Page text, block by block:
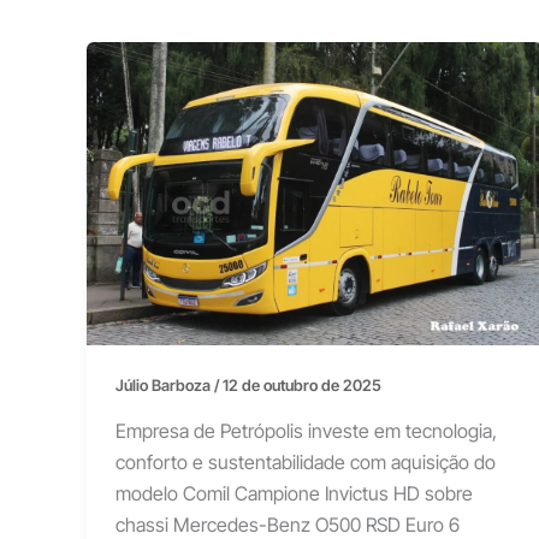
Júlio Barboza/12 de outubro de 2025
Empresa de Petrópolis investe em tecnologia,
conforto e sustentabilidade com aquisição do
modelo Comil Campione Invictus HD sobre
chassi Mercedes-Benz O500 RSD Euro 6